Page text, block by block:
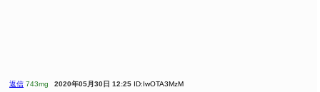
返信 743mg 2020年05月30日 12:25 ID:IwOTA3MzM